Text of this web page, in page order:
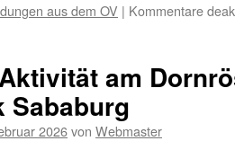
aus dem OV | Kommentare
am
Sababurg
2026von Webmaster